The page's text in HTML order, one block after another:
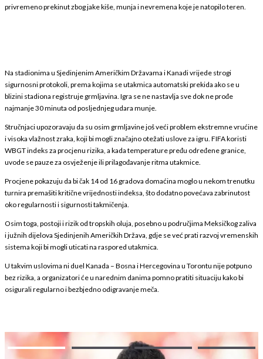
privremeno prekinut zbog jake kiše, munja i nevremena koje je natopilo teren.
Na stadionima u Sjedinjenim Američkim Državama i Kanadi vrijede strogi
sigurnosni protokoli, prema kojima se utakmica automatski prekida ako se u
blizini stadiona registruje grmljavina. Igra se ne nastavlja sve dok ne prođe
najmanje 30 minuta od posljednjeg udara munje.
Stručnjaci upozoravaju da su osim grmljavine još veći problem ekstremne vrućine
i visoka vlažnost zraka, koji bi mogli značajno otežati uslove za igru. FIFA koristi
WBGT indeks za procjenu rizika, a kada temperature pređu određene granice,
uvode se pauze za osvježenje ili prilagođavanje ritma utakmice.
Procjene pokazuju da bi čak 14 od 16 gradova domaćina moglo u nekom trenutku
turnira premašiti kritične vrijednosti indeksa, što dodatno povećava zabrinutost
oko regularnosti i sigurnosti takmičenja.
Osim toga, postoji i rizik od tropskih oluja, posebno u područjima Meksičkog zaliva
i južnih dijelova Sjedinjenih Američkih Država, gdje se već prati razvoj vremenskih
sistema koji bi mogli uticati na raspored utakmica.
U takvim uslovima ni duel Kanada – Bosna i Hercegovina u Torontu nije potpuno
bez rizika, a organizatori će u narednim danima pomno pratiti situaciju kako bi
osigurali regularno i bezbjedno odigravanje meča.